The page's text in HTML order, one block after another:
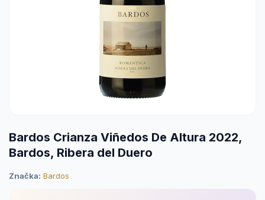
Bardos Crianza Viñedos De Altura 2022,
Bardos, Ribera del Duero
Značka: Bardos